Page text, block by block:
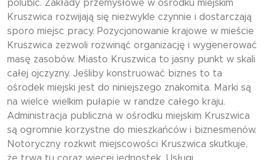
polubić. Zakłady przemysłowe w ośrodku miejskim
Kruszwica rozwijają się niezwykle czynnie i dostarczają
sporo miejsc pracy. Pozycjonowanie krajowe w mieście
Kruszwica zezwoli rozwinąć organizację i wygenerować
masę zasobów. Miasto Kruszwica to jasny punkt w skali
całej ojczyzny. Jeśliby konstruować biznes to ta
ośrodek miejski jest do niniejszego znakomita. Marki są
na wielce wielkim pułapie w randze całego kraju.
Administracja publiczna w ośrodku miejskim Kruszwica
są ogromnie korzystne do mieszkańców i biznesmenów.
Notoryczny rozkwit miejscowości Kruszwica skutkuje,